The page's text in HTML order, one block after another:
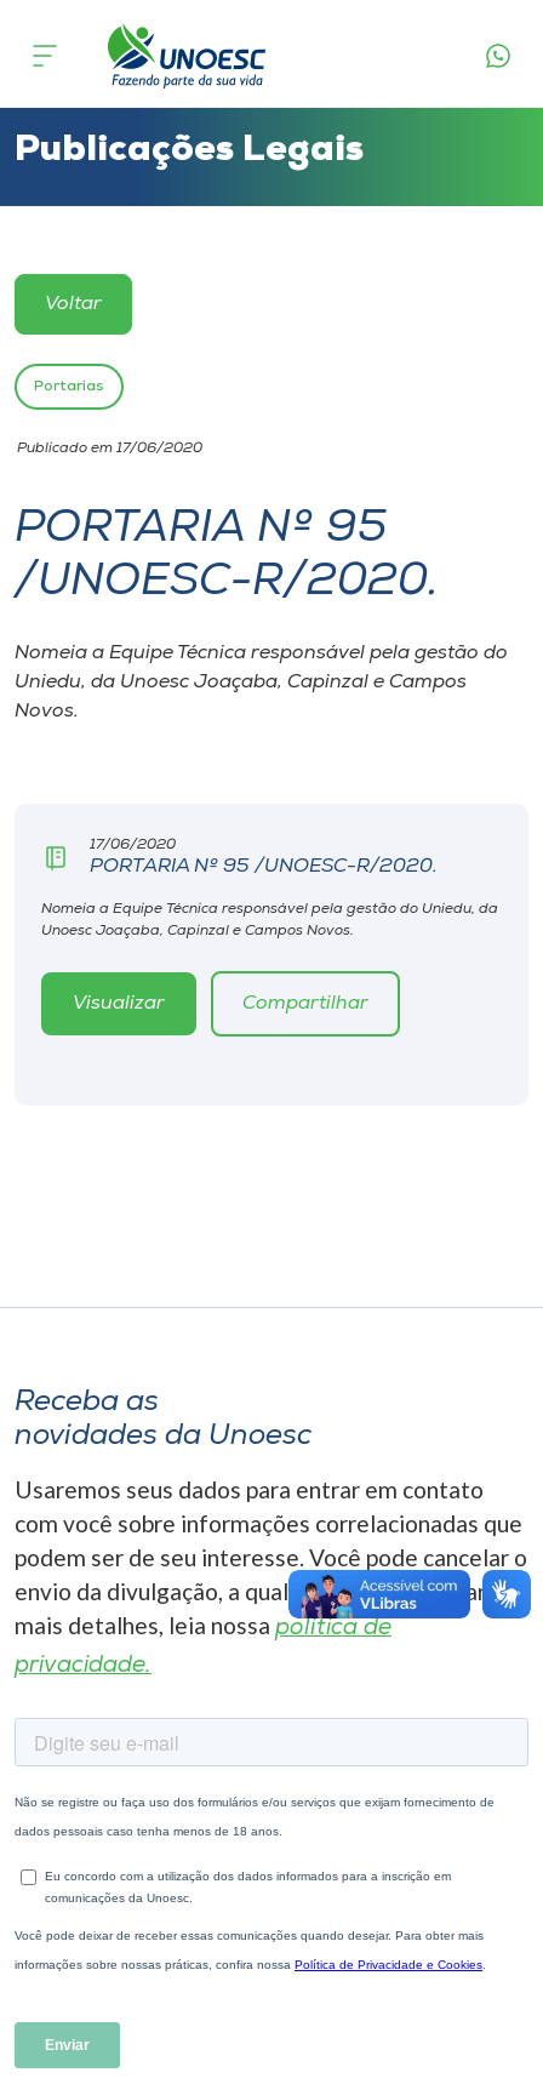
Cursos
Atendimento ao Estudante
Portal de Ensino
Unoesc
Internacionalização
I.nova
Diplomados
Rádio
A+
Publicações Legais
Voltar
Portarias
Publicado em 17/06/2020
PORTARIA Nº 95
/UNOESC-R/2020.
Nomeia a Equipe Técnica responsável pela gestão do
Uniedu, da Unoesc Joaçaba, Capinzal e Campos
Novos.
17/06/2020
PORTARIA Nº 95 /UNOESC-R/2020.
Nomeia a Equipe Técnica responsável pela gestão do Uniedu, da
Unoesc Joaçaba, Capinzal e Campos Novos.
Visualizar Compartilhar
Receba as
novidades da Unoesc
Usaremos seus dados para entrar em contato
com você sobre informações correlacionadas que
podem ser de seu interesse. Você pode cancelar o
envio da divulgação, a qualquer momento. Para
mais detalhes, leia nossa política de
privacidade.